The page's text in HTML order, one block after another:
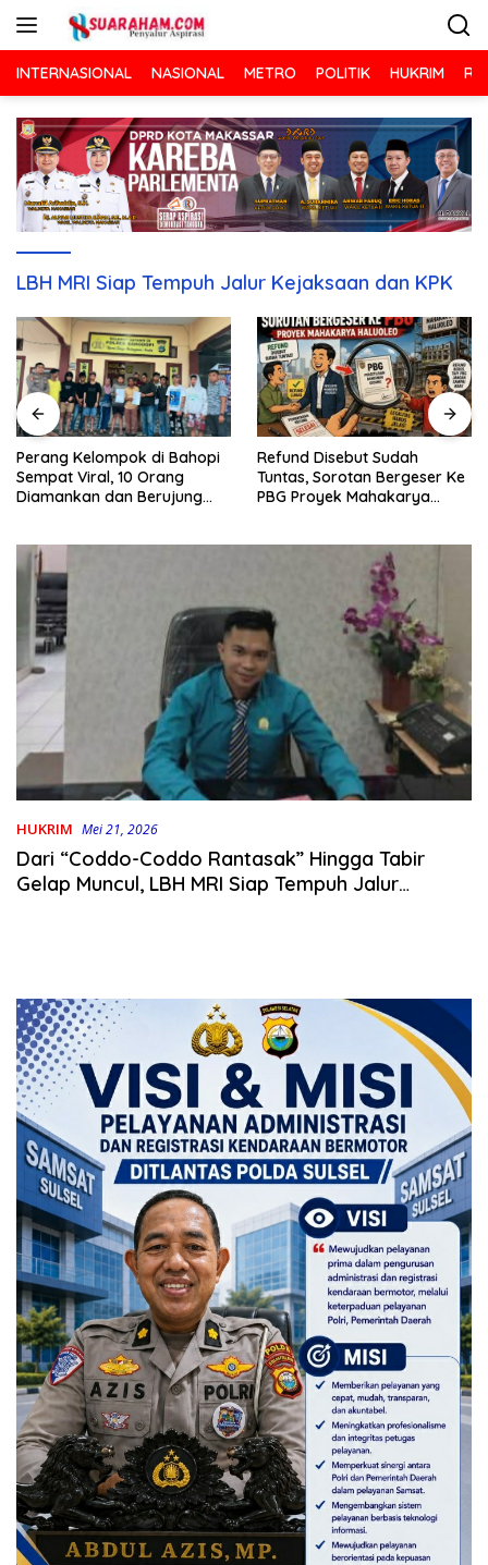
INTERNASIONAL NASIONAL METRO POLITIK HUKRIM
LBH MRI Siap Tempuh Jalur Kejaksaan dan KPK
Perang Kelompok di Bahopi
Sempat Viral, 10 Orang
Diamankan dan Berujung
Refund Disebut Sudah
Tuntas, Sorotan Bergeser Ke
PBG Proyek Mahakarya
HUKRIM Mei 21, 2026
Dari “Coddo-Coddo Rantasak” Hingga Tabir
Gelap Muncul, LBH MRI Siap Tempuh Jalur